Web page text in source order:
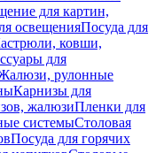
для картин,
освещенияПосуда для
ковши,
для
рулонные
Карнизы для
жалюзиПленки для
системыСтоловая
Посуда для горячих